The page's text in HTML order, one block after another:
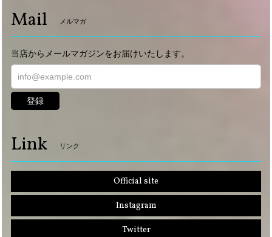
Mail メルマガ
当店からメールマガジンをお届けいたします。
登録
Link リンク
Official site
Instagram
Twitter